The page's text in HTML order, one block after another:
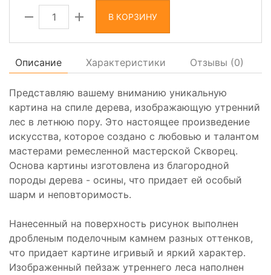
В КОРЗИНУ
Описание Характеристики Отзывы (0)
Представляю вашему вниманию уникальную
картина на спиле дерева, изображающую утренний
лес в летнюю пору. Это настоящее произведение
искусства, которое создано с любовью и талантом
мастерами ремесленной мастерской Скворец.
Основа картины изготовлена из благородной
породы дерева - осины, что придает ей особый
шарм и неповторимость.
Нанесенный на поверхность рисунок выполнен
дробленым поделочным камнем разных оттенков,
что придает картине игривый и яркий характер.
Изображенный пейзаж утреннего леса наполнен